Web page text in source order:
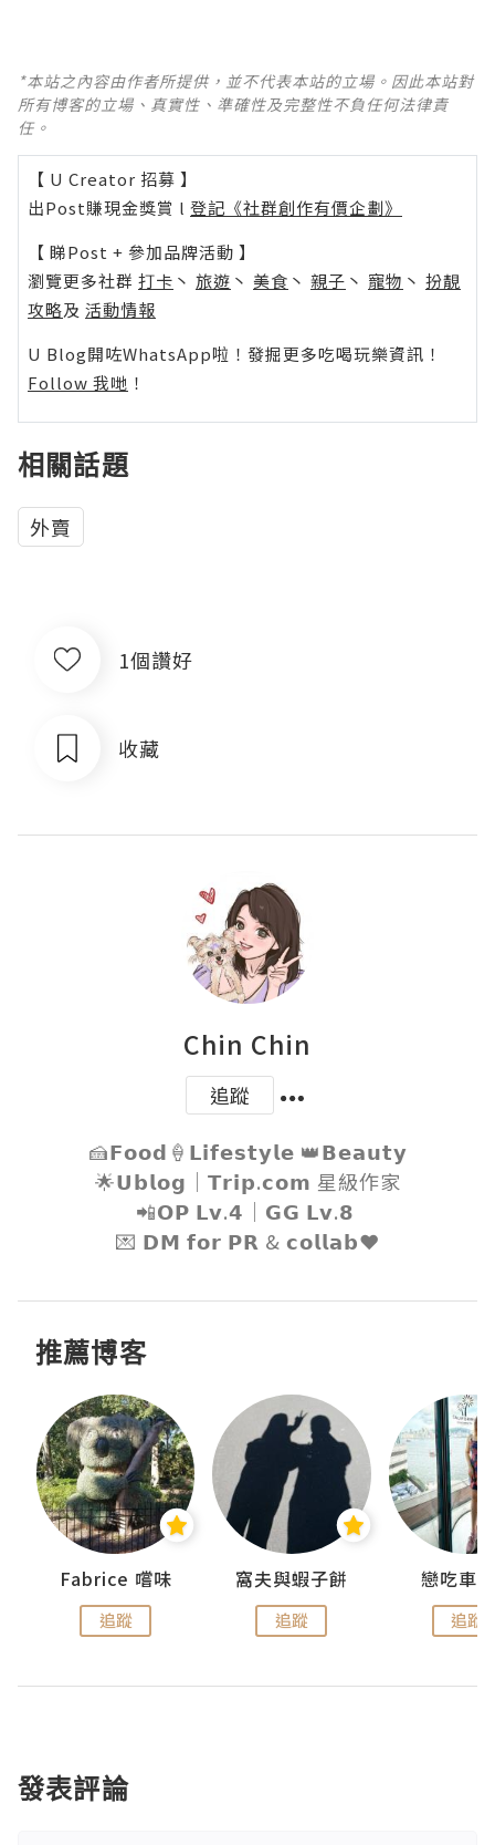
*本站之內容由作者所提供，並不代表本站的立場。因此本站對
所有博客的立場、真實性、準確性及完整性不負任何法律責
任。
【 U Creator 招募 】
出Post賺現金獎賞 l 登記《社群創作有價企劃》
【 睇Post + 參加品牌活動 】
瀏覽更多社群 打卡 丶 旅遊 丶 美食 丶 親子 丶 寵物 丶 扮靚
攻略及 活動情報
U Blog開咗WhatsApp啦！發掘更多吃喝玩樂資訊！
Follow 我哋 ！
相關話題
外賣
1個讚好
收藏
Chin Chin
追蹤
🍰𝗙𝗼𝗼𝗱🍦𝗟𝗶𝗳𝗲𝘀𝘁𝘆𝗹𝗲 👑𝗕𝗲𝗮𝘂𝘁𝘆
🌟𝗨𝗯𝗹𝗼𝗴｜𝗧𝗿𝗶𝗽.𝗰𝗼𝗺 星級作家
📲𝗢𝗣 𝗟𝘃.𝟰｜𝗚𝗚 𝗟𝘃.𝟴
💌 𝗗𝗠 𝗳𝗼𝗿 𝗣𝗥 & 𝗰𝗼𝗹𝗹𝗮𝗯❤️
推薦博客
Fabrice 嚐味
追蹤
窩夫與蝦子餅
追蹤
戀吃車
追蹤
發表評論